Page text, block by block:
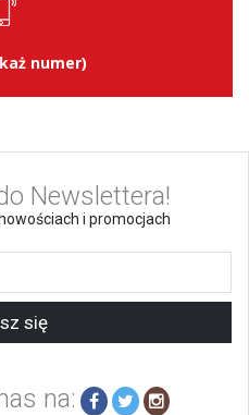
numer)
Newslettera!
i promocjach
się
na: